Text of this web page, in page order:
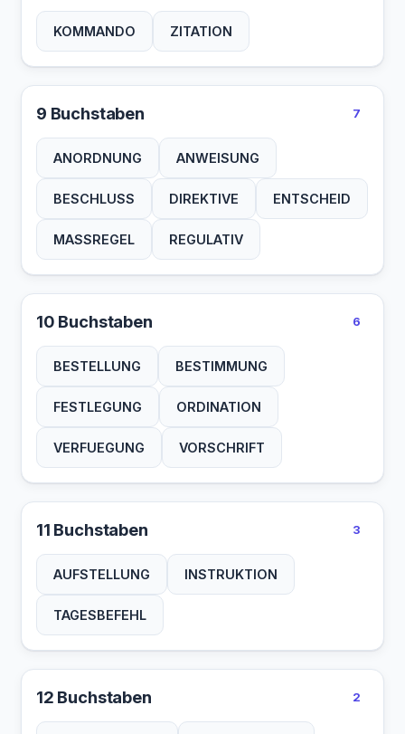
KOMMANDO ZITATION
9 Buchstaben 7
ANORDNUNG ANWEISUNG
BESCHLUSS DIREKTIVE ENTSCHEID
MASSREGEL REGULATIV
10 Buchstaben 6
BESTELLUNG BESTIMMUNG
FESTLEGUNG ORDINATION
VERFUEGUNG VORSCHRIFT
11 Buchstaben 3
AUFSTELLUNG INSTRUKTION
TAGESBEFEHL
12 Buchstaben 2